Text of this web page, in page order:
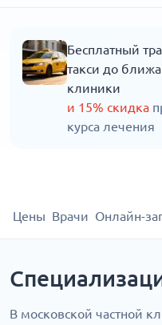
Бесплатный
такси до
клиники
и 15% скидка
курса лечения
Цены Врачи Онлайн-
В московской частной